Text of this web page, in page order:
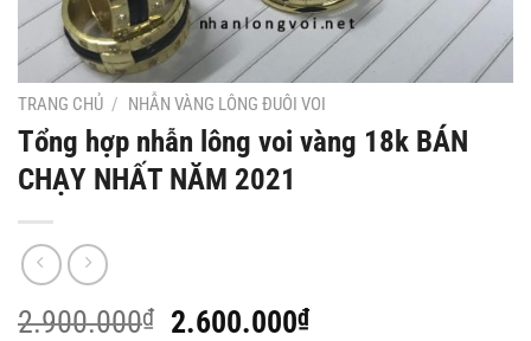
TRANG CHỦ / NHẪN VÀNG LÔNG ĐUÔI VOI
Tổng hợp nhẫn lông voi vàng 18k BÁN
CHẠY NHẤT NĂM 2021
2.900.000₫
Giá
2.600.000₫Giá